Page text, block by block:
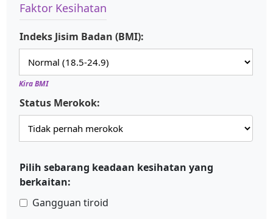
Faktor Kesihatan
Indeks Jisim Badan (BMI):
Kira BMI
Status Merokok:
Pilih sebarang keadaan kesihatan yang
berkaitan:
Gangguan tiroid